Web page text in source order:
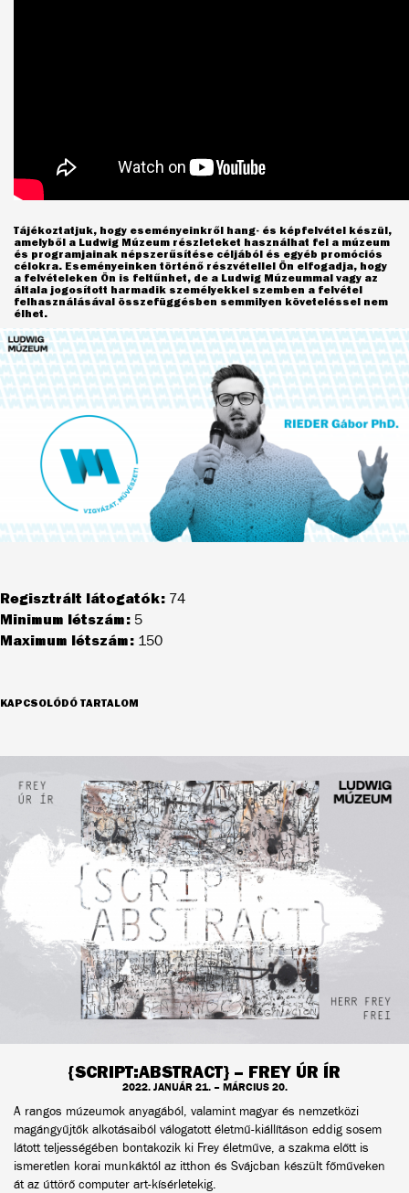
Tájékoztatjuk, hogy eseményeinkről hang- és képfelvétel készül,
amelyből a Ludwig Múzeum részleteket használhat fel a múzeum
és programjainak népszerűsítése céljából és egyéb promóciós
célokra. Eseményeinken történő részvétellel Ön elfogadja, hogy
a felvételeken Ön is feltűnhet, de a Ludwig Múzeummal vagy az
általa jogosított harmadik személyekkel szemben a felvétel
felhasználásával összefüggésben semmilyen követeléssel nem
élhet.
Regisztrált látogatók: 74
Minimum létszám: 5
Maximum létszám: 150
KAPCSOLÓDÓ TARTALOM
{SCRIPT:ABSTRACT} – FREY ÚR ÍR
2022. JANUÁR 21. – MÁRCIUS 20.
A rangos múzeumok anyagából, valamint magyar és nemzetközi
magángyűjtők alkotásaiból válogatott életmű-kiállításon eddig sosem
látott teljességében bontakozik ki Frey életműve, a szakma előtt is
ismeretlen korai munkáktól az itthon és Svájcban készült főműveken
át az úttörő computer art-kísérletekig.